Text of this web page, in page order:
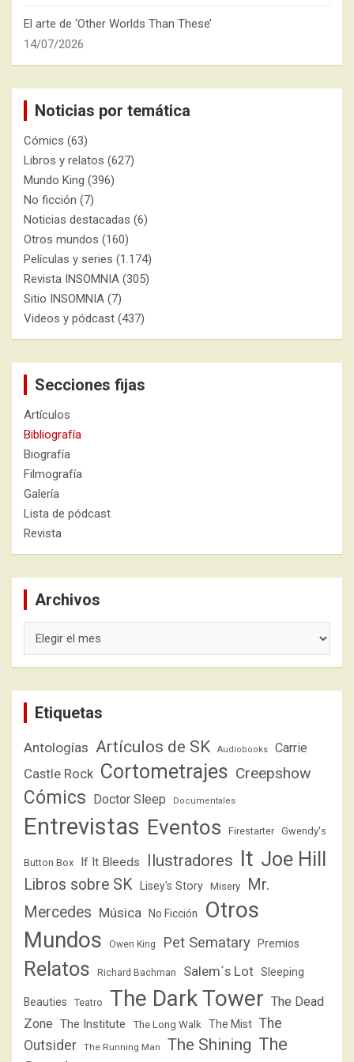
El arte de ‘Other Worlds Than These’
14/07/2026
Noticias por temática
Cómics (63)
Libros y relatos (627)
Mundo King (396)
No ficción (7)
Noticias destacadas (6)
Otros mundos (160)
Películas y series (1.174)
Revista INSOMNIA (305)
Sitio INSOMNIA (7)
Videos y pódcast (437)
Secciones fijas
Artículos
Bibliografía
Biografía
Filmografía
Galería
Lista de pódcast
Revista
Archivos
Etiquetas
Antologías Artículos de SK Audiobooks Carrie
Castle Rock Cortometrajes Creepshow
Cómics Doctor Sleep Documentales
Entrevistas Eventos Firestarter Gwendy's
Button Box If It Bleeds Ilustradores It Joe Hill
Libros sobre SK Lisey's Story Misery
Mr.
Mercedes Música No Ficción
Otros
Mundos
Owen King Pet Sematary Premios
Relatos Richard Bachman Salem´s Lot Sleeping
Beauties Teatro The Dark Tower The Dead
Zone The Institute The Long Walk The Mist The
Outsider
The Running Man The Shining The